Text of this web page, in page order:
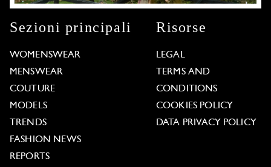
Sezioni principali
WOMENSWEAR
MENSWEAR
COUTURE
MODELS
TRENDS
FASHION NEWS
REPORTS
Risorse
LEGAL
TERMS AND
CONDITIONS
COOKIES POLICY
DATA PRIVACY POLICY